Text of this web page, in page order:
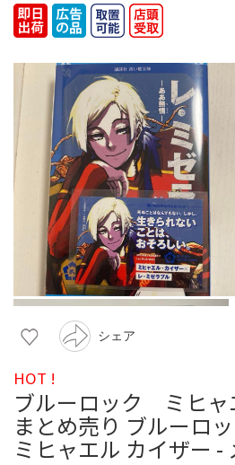
シェア
HOT !
ブルーロック ミヒ
まとめ売り ブルーロ
ミヒャエル カイザー -